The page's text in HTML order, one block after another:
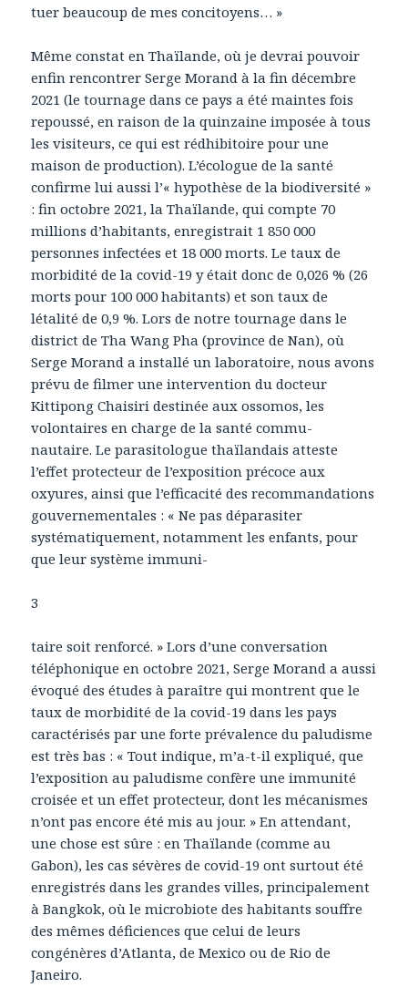
tuer beaucoup de mes concitoyens… »
Même constat en Thaïlande, où je devrai pouvoir
enfin rencontrer Serge Morand à la fin décembre
2021 (le tournage dans ce pays a été maintes fois
repoussé, en raison de la quinzaine imposée à tous
les visiteurs, ce qui est rédhibitoire pour une
maison de production). L’écologue de la santé
confirme lui aussi l’« hypothèse de la biodiversité »
: fin octobre 2021, la Thaïlande, qui compte 70
millions d’habitants, enregistrait 1 850 000
personnes infectées et 18 000 morts. Le taux de
morbidité de la covid-19 y était donc de 0,026 % (26
morts pour 100 000 habitants) et son taux de
létalité de 0,9 %. Lors de notre tournage dans le
district de Tha Wang Pha (province de Nan), où
Serge Morand a installé un laboratoire, nous avons
prévu de filmer une intervention du docteur
Kittipong Chaisiri destinée aux ossomos, les
volontaires en charge de la santé commu-
nautaire. Le parasitologue thaïlandais atteste
l’effet protecteur de l’exposition précoce aux
oxyures, ainsi que l’efficacité des recommandations
gouvernementales : « Ne pas déparasiter
systématiquement, notamment les enfants, pour
que leur système immuni-
3
taire soit renforcé. » Lors d’une conversation
téléphonique en octobre 2021, Serge Morand a aussi
évoqué des études à paraître qui montrent que le
taux de morbidité de la covid-19 dans les pays
caractérisés par une forte prévalence du paludisme
est très bas : « Tout indique, m’a-t-il expliqué, que
l’exposition au paludisme confère une immunité
croisée et un effet protecteur, dont les mécanismes
n’ont pas encore été mis au jour. » En attendant,
une chose est sûre : en Thaïlande (comme au
Gabon), les cas sévères de covid-19 ont surtout été
enregistrés dans les grandes villes, principalement
à Bangkok, où le microbiote des habitants souffre
des mêmes déficiences que celui de leurs
congénères d’Atlanta, de Mexico ou de Rio de
Janeiro.